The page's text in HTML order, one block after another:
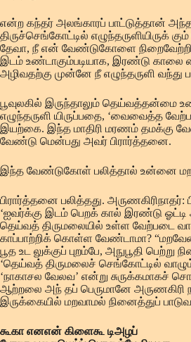
என்ற கந்தர் அலங்காரப் பாட்டுத்தான்
திருச்செங்கோட்டில்
தேவா, நீ என் வேண்டுகோளை
இடம் உண்டாகும்படியாக, இரண்டு
அழிவதற்கு முன்னே நீ எழுந்தருளி
பூவுலகில் இருந்தாலும் தெய்வத்தன்மை
எழுந்தருளி யிருப்பதை, ‘வைவைத்த
இயற்கை. இந்த மாதிரி மரணம் தமக்கு
வேண்டு மென்பது அவர் பிரார்த்தனை.
இந்த வேண்டுகோள் பலித்தால் உன்னை
பிரார்த்தனை பலித்தது.
‘ஐவர்க்கு இடம் பெறக் கால் இரண்டு
தெய்வத் திருமலையில் உள்ள வேற்படை
காப்பாற்றிக் கொள்ள வேண்டாமா?
பூத உட லுக்குப் புறம்பே, அநுபூதி
‘தெய்வத் திருமலைச் செங்கோட்டில்
‘நாகாசல வேலவ’ என்று சுருக்கமாகச்
ஆற்றலை அந் தப் பெருமானே அருணகிரி
இருக்கையில் மறவாமல் நினைத்துப்
கூகா எனஎன் கிளைகூ டிஅழப்